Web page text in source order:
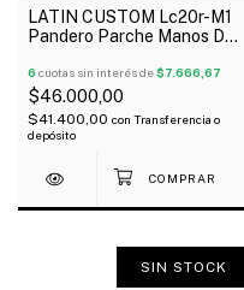
LATIN CUSTOM Lc20r-M1
Pandero Parche Manos De
6 cuotas sin interés de$7.666,67
$46.000,00
$41.400,00 con Transferencia o
depósito
SIN STOCK